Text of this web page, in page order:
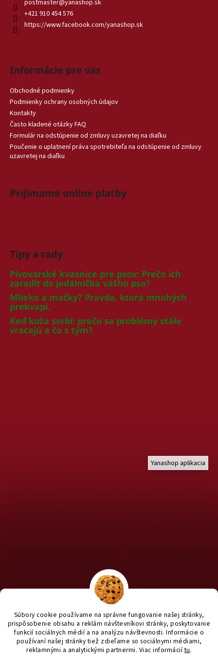
Súbory cookie používame na správne fungovanie našej stránky,
prispôsobenie obsahu a reklám návštevníkovi stránky, poskytovanie
funkcií sociálnych médií a na analýzu návštevnosti. Informácie o
používaní našej stránky tiež zdieľame so sociálnymi médiami,
reklamnými a analytickými partnermi. Viac informáciítu.
postmaster@yanashop.sk
+421 910 454 576
https://www.facebook.com/yanashop.sk
Informácie pre vás
Obchodné podmienky
Podmienky ochrany osobných údajov
Kontakty
Často kladené otázky FAQ
Formulár na odstúpenie od zmluvy uzavretej na diaľku
Poučenie o uplatnení práva spotrebiteľa na odstúpenie od zmluvy
uzavretej na diaľku
Prijímame online platby
Tipy a rady
Pivovarské kvasnice pre psov: Prečo ich
zaradiť do jedálnička vášho psa?
Mlieko a mačky? Pravda, ktorá mnohých
prekvapí.
Keď koža svrbí: prečo sa problémy stále
vracajú a čo s tým?
Yanashop aplikacia
Chcete nakúpiť pre útulky? Kliknite TU na náš útulkový eshop a
staň sa anjelom pre útulkáčov ♥